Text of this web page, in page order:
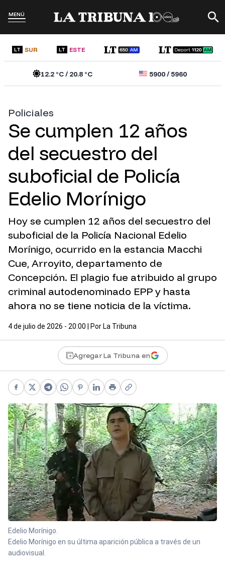
MENÚ
LT SUR LT ESTE
12.2°C /20.8°C 5900/5960
Policiales
Se cumplen 12 años
del secuestro del
suboficial de Policía
Edelio Morínigo
Hoy se cumplen 12 años del secuestro del
suboficial de la Policía Nacional Edelio
Morínigo, ocurrido en la estancia Macchi
Cue, Arroyito, departamento de
Concepción. El plagio fue atribuido al grupo
criminal autodenominado EPP y hasta
ahora no se tiene noticia de la víctima.
4 de julio de 2026 - 20:00 | Por La Tribuna
Agregar La Tribuna en
Facebook
X Telegram
WhatsApp
Pinterest
LinkedIn
PrintCopy link
Edelio Morínigo.
Edelio Morínigo en su última aparición pública a través de un
audiovisual.